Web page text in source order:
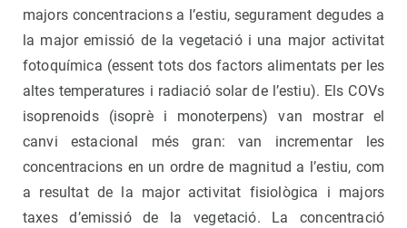
majors concentracions a l’estiu, segurament degudes a
la major emissió de la vegetació i una major activitat
fotoquímica (essent tots dos factors alimentats per les
altes temperatures i radiació solar de l’estiu). Els COVs
isoprenoids (isoprè i monoterpens) van mostrar el
canvi estacional més gran: van incrementar les
concentracions en un ordre de magnitud a l’estiu, com
a resultat de la major activitat fisiològica i majors
taxes d’emissió de la vegetació. La concentració